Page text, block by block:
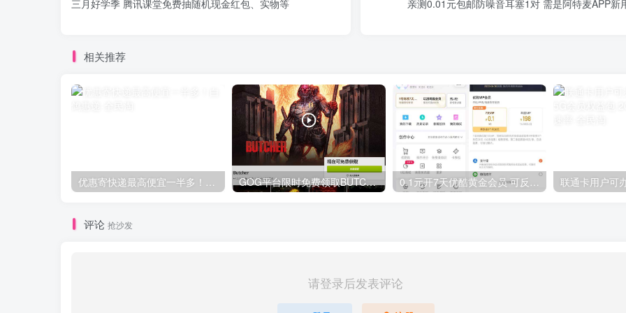
三月好学季 腾讯课堂免费抽随机现金红包、实物等
亲测0.01元包邮防噪音耳塞1对 需是阿特麦APP新
相关推荐
优惠寄快递最高便宜一半多！白鸽惠递 GOG平台限时免费领取BUTCHER（屠夫） 0.1元开7天优酷黄金会员 可反复开通需要关闭自动续费
评论 抢沙发
请登录后发表评论